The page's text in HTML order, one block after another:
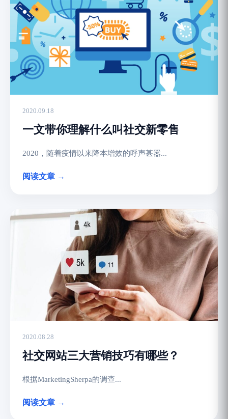
2020.09.18
一文带你理解什么叫社交新零售
2020，随着疫情以来降本增效的呼声甚嚣...
阅读文章 →
2020.08.28
社交网站三大营销技巧有哪些？
根据MarketingSherpa的调查...
阅读文章 →